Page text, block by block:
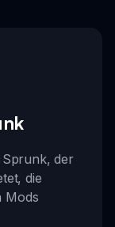
der
die
Mods